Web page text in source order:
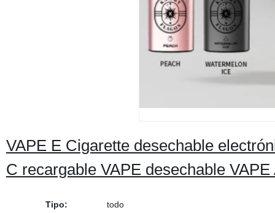
VAPE E Cigarette desechable
C recargable VAPE desechable
Tipo:
todo